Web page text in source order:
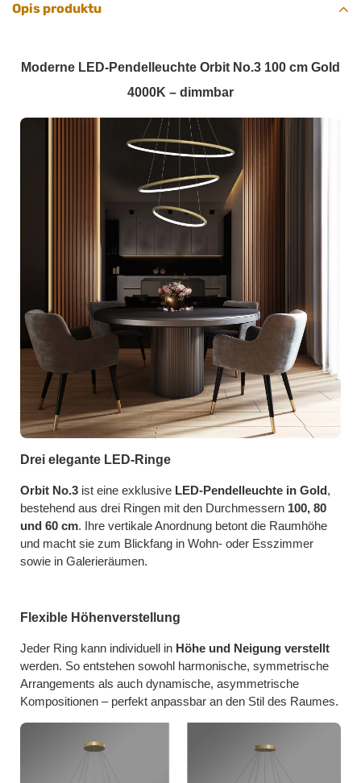
Opis produktu
Moderne LED-Pendelleuchte Orbit No.3 100 cm Gold
4000K – dimmbar
Drei elegante LED-Ringe
Orbit No.3 ist eine exklusive LED-Pendelleuchte in Gold ,
bestehend aus drei Ringen mit den Durchmessern 100, 80
und 60 cm. Ihre vertikale Anordnung betont die Raumhöhe
und macht sie zum Blickfang in Wohn- oder Esszimmer
sowie in Galerieräumen.
Flexible Höhenverstellung
Jeder Ring kann individuell in Höhe und Neigung verstellt
werden. So entstehen sowohl harmonische, symmetrische
Arrangements als auch dynamische, asymmetrische
Kompositionen – perfekt anpassbar an den Stil des Raumes.